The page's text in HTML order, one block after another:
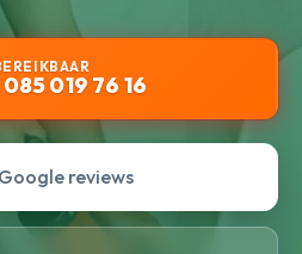
085 019 76 16
reviews